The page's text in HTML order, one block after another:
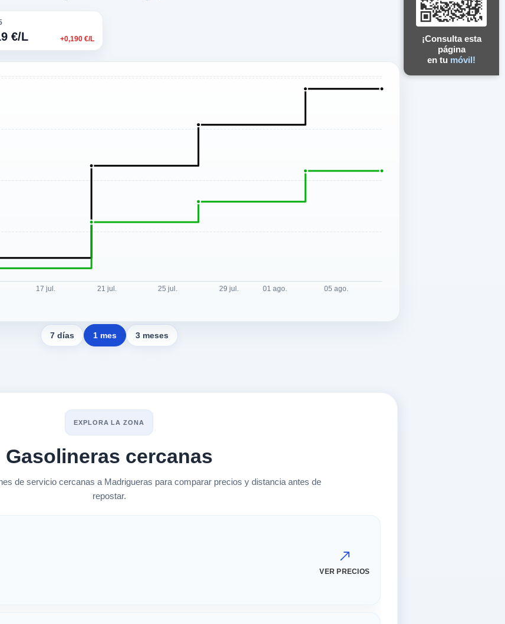
¡Consulta esta
página
en tu móvil!
€/L +0,190 €/L
7 días 1 mes 3 meses
EXPLORA LA ZONA
Gasolineras cercanas
de servicio cercanas a Madrigueras para comparar precios y distancia antes de
repostar.
en Madrigueras
VER PRECIOS